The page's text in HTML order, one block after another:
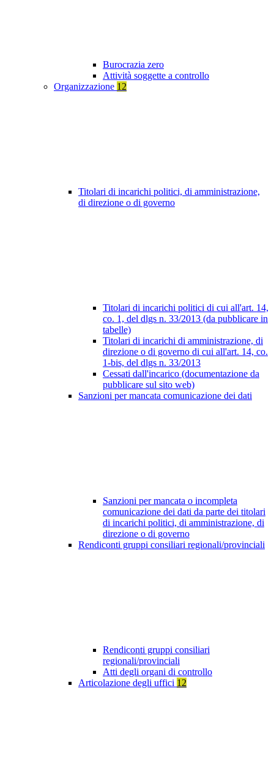
Burocrazia zero
Attività soggette a controllo
Organizzazione 12
Titolari di incarichi politici, di amministrazione,
di direzione o di governo
Titolari di incarichi politici di cui all'art. 14,
co. 1, del dlgs n. 33/2013 (da pubblicare in
tabelle)
Titolari di incarichi di amministrazione, di
direzione o di governo di cui all'art. 14, co.
1-bis, del dlgs n. 33/2013
Cessati dall'incarico (documentazione da
pubblicare sul sito web)
Sanzioni per mancata comunicazione dei dati
Sanzioni per mancata o incompleta
comunicazione dei dati da parte dei titolari
di incarichi politici, di amministrazione, di
direzione o di governo
Rendiconti gruppi consiliari regionali/provinciali
Rendiconti gruppi consiliari
regionali/provinciali
Atti degli organi di controllo
Articolazione degli uffici 12